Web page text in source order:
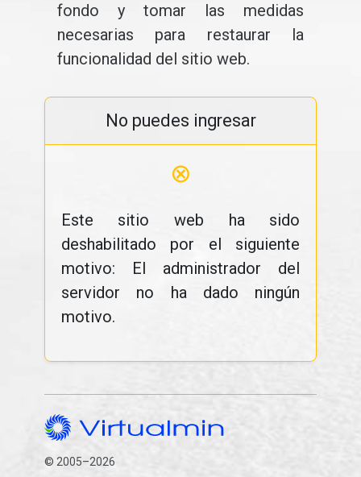
fondo y tomar las medidas
necesarias para restaurar la
funcionalidad del sitio web.
No puedes ingresar
⊗
Este sitio web ha sido
deshabilitado por el siguiente
motivo: El administrador del
servidor no ha dado ningún
motivo.
© 2005–2026